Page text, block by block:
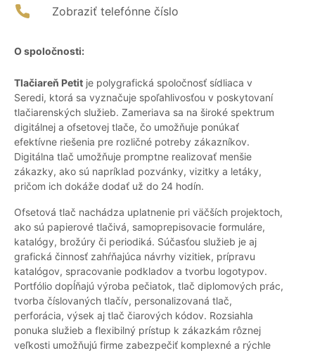
Zobraziť telefónne číslo
O spoločnosti:
Tlačiareň Petit je polygrafická spoločnosť sídliaca v
Seredi, ktorá sa vyznačuje spoľahlivosťou v poskytovaní
tlačiarenských služieb. Zameriava sa na široké spektrum
digitálnej a ofsetovej tlače, čo umožňuje ponúkať
efektívne riešenia pre rozličné potreby zákazníkov.
Digitálna tlač umožňuje promptne realizovať menšie
zákazky, ako sú napríklad pozvánky, vizitky a letáky,
pričom ich dokáže dodať už do 24 hodín.
Ofsetová tlač nachádza uplatnenie pri väčších projektoch,
ako sú papierové tlačivá, samoprepisovacie formuláre,
katalógy, brožúry či periodiká. Súčasťou služieb je aj
grafická činnosť zahŕňajúca návrhy vizitiek, prípravu
katalógov, spracovanie podkladov a tvorbu logotypov.
Portfólio dopĺňajú výroba pečiatok, tlač diplomových prác,
tvorba číslovaných tlačív, personalizovaná tlač,
perforácia, výsek aj tlač čiarových kódov. Rozsiahla
ponuka služieb a flexibilný prístup k zákazkám rôznej
veľkosti umožňujú firme zabezpečiť komplexné a rýchle